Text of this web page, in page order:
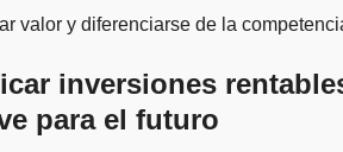
valor y diferenciarse de la
inversiones
para el futuro